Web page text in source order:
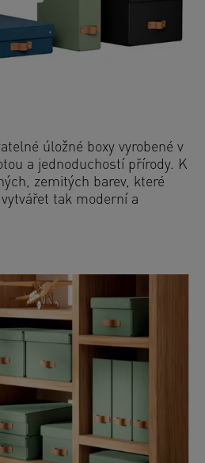
úložné boxy vyrobené v
a jednoduchostí přírody. K
zemitých barev, které
tak moderní a